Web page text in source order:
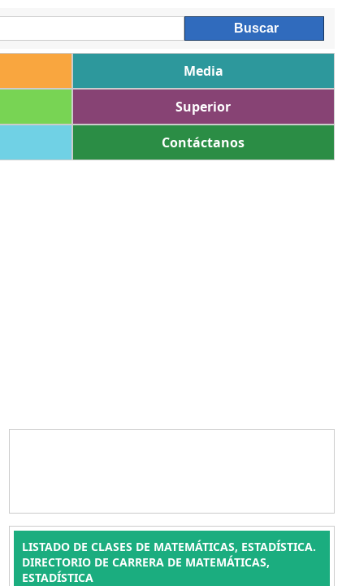
Media
Superior
Contáctanos
LISTADO DE CLASES DE MATEMÁTICAS, ESTADÍSTICA.
DIRECTORIO DE CARRERA DE MATEMÁTICAS,
ESTADÍSTICA